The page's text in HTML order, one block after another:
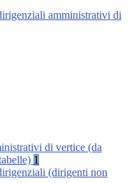
amministrativi di
di vertice (da
1
(dirigenti non